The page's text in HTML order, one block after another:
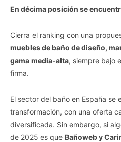
En décima posición se
Cierra el ranking con una
muebles de baño de diseño,
gama media-alta, siempre bajo
firma.
El sector del baño en España se
transformación, con una oferta
diversificada. Sin embargo, si
de 2025 es que Bañoweb y